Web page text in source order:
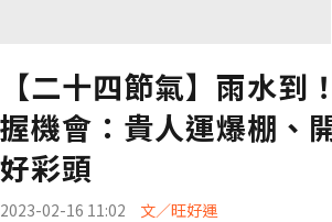
【二十四節氣】雨水到
握機會：貴人運爆棚、
好彩頭
2023-02-16 11:02 文／旺好運